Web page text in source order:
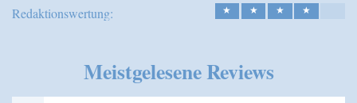
Redaktionswertung: ★ ★ ★ ★
Meistgelesene Reviews